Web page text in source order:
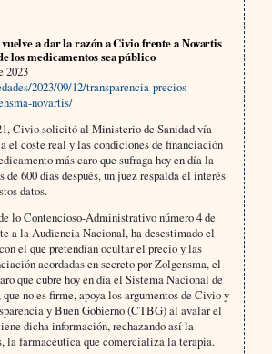
a dar la razón a Civio frente a Novartis
los medicamentos sea público
2023
2023/09/12/transparencia-precios-
novartis/
Civio solicitó al Ministerio de Sanidad vía
el coste real y las condiciones de financiación
más caro que sufraga hoy en día la
de 600 días después, un juez respalda el interés
datos.
lo Contencioso-Administrativo número 4 de
a la Audiencia Nacional, ha desestimado el
el que pretendían ocultar el precio y las
acordadas en secreto por Zolgensma, el
que cubre hoy en día el Sistema Nacional de
no es firme, apoya los argumentos de Civio y
y Buen Gobierno (CTBG) al avalar el
dicha información, rechazando así la
la farmacéutica que comercializa la terapia.